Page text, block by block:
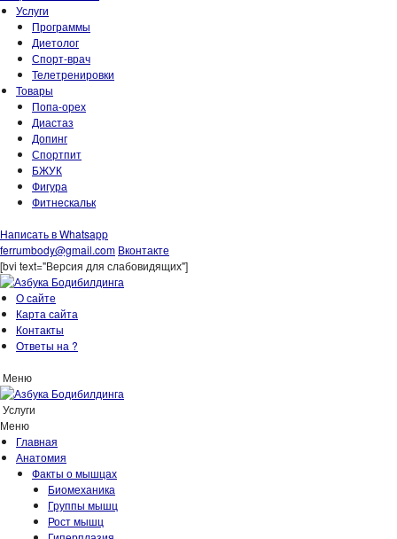
Услуги
Программы
Диетолог
Спорт-врач
Телетренировки
Товары
Попа-орех
Диастаз
Допинг
Спортпит
БЖУК
Фигура
Фитнескальк
Написать в Whatsapp
ferrumbody@gmail.com Вконтакте
[bvi text="Версия для слабовидящих"]
О сайте
Карта сайта
Контакты
Ответы на ?
Меню
Услуги
Меню
Главная
Анатомия
Факты о мышцах
Биомеханика
Группы мышц
Рост мышц